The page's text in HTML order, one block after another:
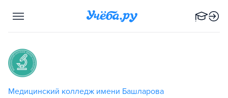
Медицинский колледж имени Башларова